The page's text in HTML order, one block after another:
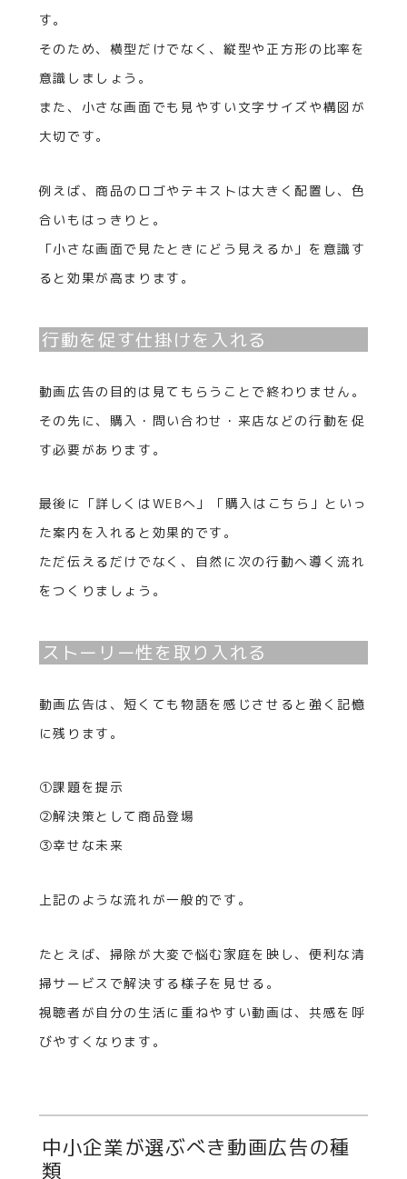
す。
そのため、横型だけでなく、縦型や正方形の比率を
意識しましょう。
また、小さな画面でも見やすい文字サイズや構図が
大切です。
例えば、商品のロゴやテキストは大きく配置し、色
合いもはっきりと。
「小さな画面で見たときにどう見えるか」を意識す
ると効果が高まります。
行動を促す仕掛けを入れる
動画広告の目的は見てもらうことで終わりません。
その先に、購入・問い合わせ・来店などの行動を促
す必要があります。
最後に「詳しくはWEBへ」「購入はこちら」といっ
た案内を入れると効果的です。
ただ伝えるだけでなく、自然に次の行動へ導く流れ
をつくりましょう。
ストーリー性を取り入れる
動画広告は、短くても物語を感じさせると強く記憶
に残ります。
①課題を提示
②解決策として商品登場
③幸せな未来
上記のような流れが一般的です。
たとえば、掃除が大変で悩む家庭を映し、便利な清
掃サービスで解決する様子を見せる。
視聴者が自分の生活に重ねやすい動画は、共感を呼
びやすくなります。
中小企業が選ぶべき動画広告の種
類